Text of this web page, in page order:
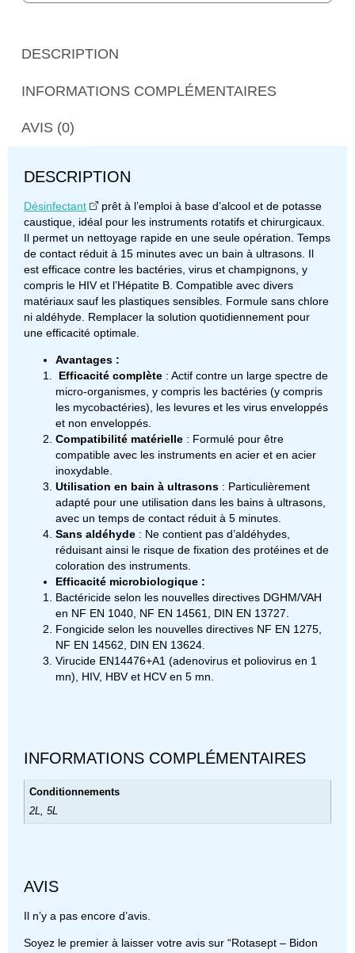
DESCRIPTION
INFORMATIONS COMPLÉMENTAIRES
AVIS (0)
DESCRIPTION
Désinfectant
prêt à l’emploi à base d’alcool et de potasse
caustique, idéal pour les instruments rotatifs et chirurgicaux.
Il permet un nettoyage rapide en une seule opération. Temps
de contact réduit à 15 minutes avec un bain à ultrasons. Il
est efficace contre les bactéries, virus et champignons, y
compris le HIV et l’Hépatite B. Compatible avec divers
matériaux sauf les plastiques sensibles. Formule sans chlore
ni aldéhyde. Remplacer la solution quotidiennement pour
une efficacité optimale.
Avantages :
Efficacité complète : Actif contre un large spectre de
micro-organismes, y compris les bactéries (y compris
les mycobactéries), les levures et les virus enveloppés
et non enveloppés.
Compatibilité matérielle : Formulé pour être
compatible avec les instruments en acier et en acier
inoxydable.
Utilisation en bain à ultrasons : Particulièrement
adapté pour une utilisation dans les bains à ultrasons,
avec un temps de contact réduit à 5 minutes.
Sans aldéhyde : Ne contient pas d’aldéhydes,
réduisant ainsi le risque de fixation des protéines et de
coloration des instruments.
Efficacité microbiologique :
Bactéricide selon les nouvelles directives DGHM/VAH
en NF EN 1040, NF EN 14561, DIN EN 13727.
Fongicide selon les nouvelles directives NF EN 1275,
NF EN 14562, DIN EN 13624.
Virucide EN14476+A1 (adenovirus et poliovirus en 1
mn), HIV, HBV et HCV en 5 mn.
INFORMATIONS COMPLÉMENTAIRES
Conditionnements
2L, 5L
AVIS
Il n’y a pas encore d’avis.
Soyez le premier à laisser votre avis sur “Rotasept – Bidon